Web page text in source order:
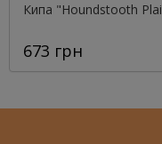
Кипа "Houndstooth
673 грн